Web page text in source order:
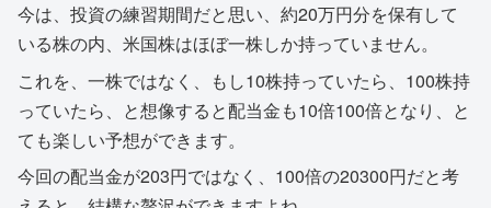
今は、投資の練習期間だと思い、約20万円分を保有して
いる株の内、米国株はほぼ一株しか持っていません。
これを、一株ではなく、もし10株持っていたら、100株持
っていたら、と想像すると配当金も10倍100倍となり、と
ても楽しい予想ができます。
今回の配当金が203円ではなく、100倍の20300円だと考